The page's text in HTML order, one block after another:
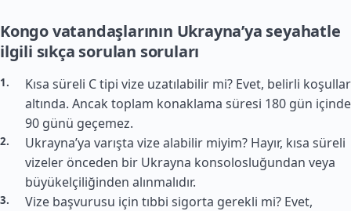
Kongo vatandaşlarının Ukrayna’ya seyahatle
ilgili sıkça sorulan soruları
Kısa süreli C tipi vize uzatılabilir mi? Evet, belirli koşullar
altında. Ancak toplam konaklama süresi 180 gün içinde
90 günü geçemez.
Ukrayna’ya varışta vize alabilir miyim? Hayır, kısa süreli
vizeler önceden bir Ukrayna konsolosluğundan veya
büyükelçiliğinden alınmalıdır.
Vize başvurusu için tıbbi sigorta gerekli mi? Evet,